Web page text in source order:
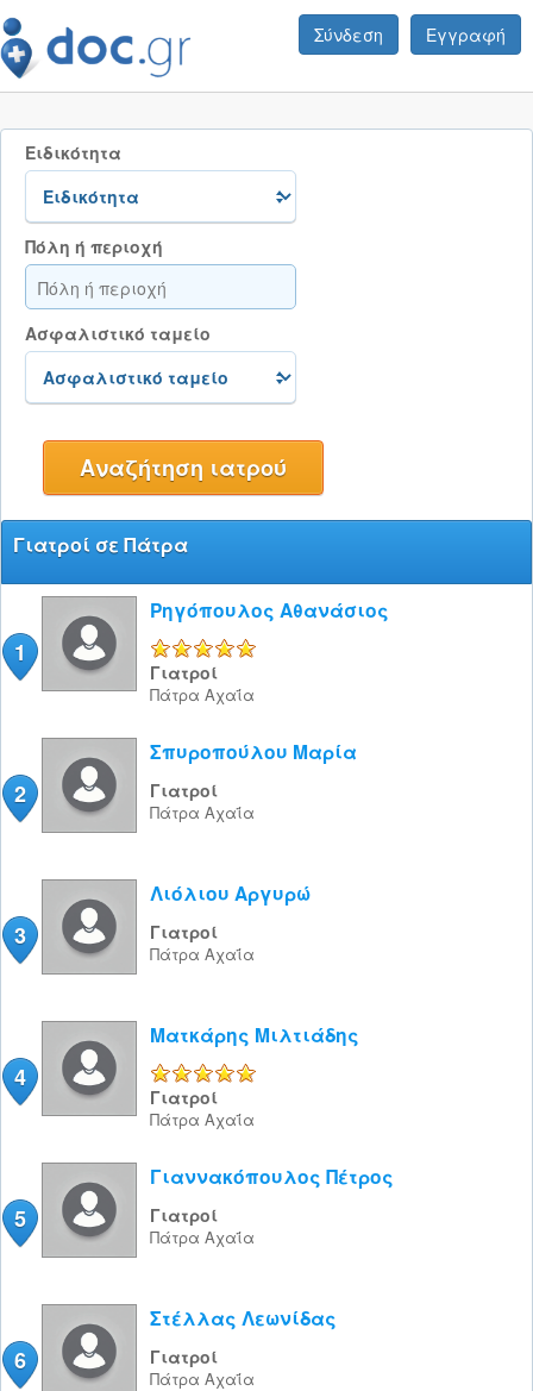
Σύνδεση Εγγραφή
Ειδικότητα
Πόλη ή περιοχή
Ασφαλιστικό ταμείο
Γιατροί σε Πάτρα
1
Ρηγόπουλος Αθανάσιος
Γιατροί
Πάτρα Αχαΐα
2
Σπυροπούλου Μαρία
Γιατροί
Πάτρα Αχαΐα
3
Λιόλιου Αργυρώ
Γιατροί
Πάτρα Αχαΐα
4
Ματκάρης Μιλτιάδης
Γιατροί
Πάτρα Αχαΐα
5
Γιαννακόπουλος Πέτρος
Γιατροί
Πάτρα Αχαΐα
6
Στέλλας Λεωνίδας
Γιατροί
Πάτρα Αχαΐα